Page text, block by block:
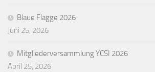
Blaue Flagge 2026
Juni 25, 2026
Mitgliederversammlung YCSI 2026
April 25, 2026